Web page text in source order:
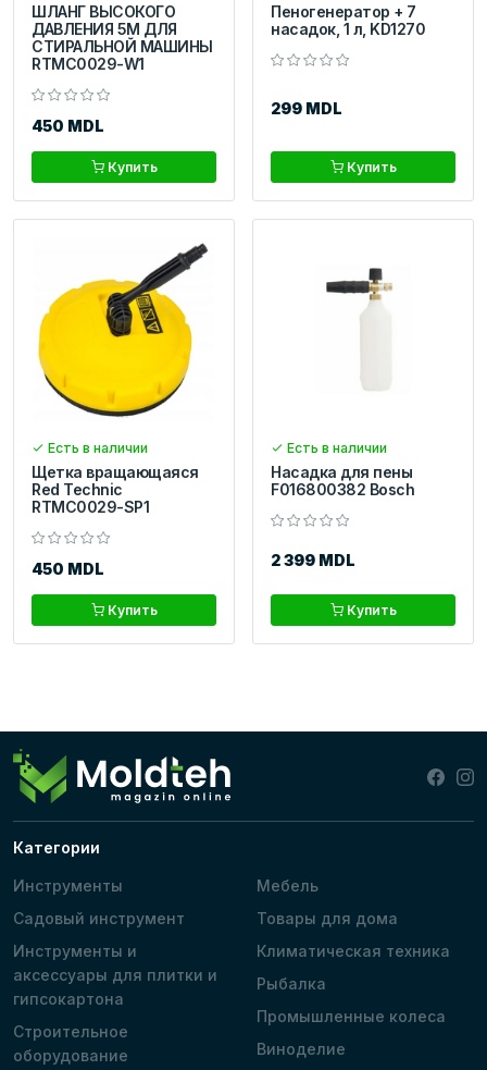
ШЛАНГ ВЫСОКОГО
ДАВЛЕНИЯ 5М ДЛЯ
СТИРАЛЬНОЙ МАШИНЫ
RTMC0029-W1
450 MDL
Купить
Пеногенератор + 7
насадок, 1 л, KD1270
299 MDL
Купить
Есть в наличии
Щетка вращающаяся
Red Technic
RTMC0029-SP1
450 MDL
Купить
Есть в наличии
Насадка для пены
F016800382 Bosch
2 399 MDL
Купить
Категории
Инструменты
Садовый инструмент
Инструменты и
аксессуары для плитки и
гипсокартона
Строительное
оборудование
Мебель
Товары для дома
Климатическая техника
Рыбалка
Промышленные колеса
Виноделие